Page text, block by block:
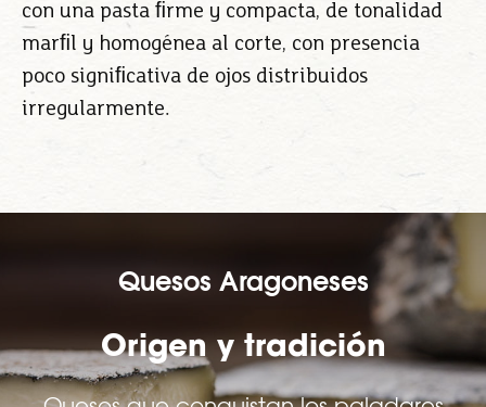
con una pasta ﬁrme y compacta, de tonalidad
marﬁl y homogénea al corte, con presencia
poco signiﬁcativa de ojos distribuidos
irregularmente.
Quesos Aragoneses
Origen y tradición